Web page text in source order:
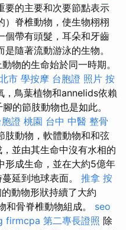
要的主要和次要節點表示
）脊椎動物，使生物栩栩
個帶有頭髮，耳朵和牙齒
隨著流動游泳的生物。
物的生命始於同一時期。
市 學按摩 台胞證 照片 按
，鳥葉植物和annelids依賴
的節肢動物也是如此。
胞證 桃園 台中 中醫 整骨
肢動物，軟體動物和和弦
並由其生命中沒有水相的
形成生命，並在大約5億年
延到地球表面。 推拿 按
動物形狀持續了大約
和骨脊椎動物組成。 seo
firmcpa 第二專長證照 除